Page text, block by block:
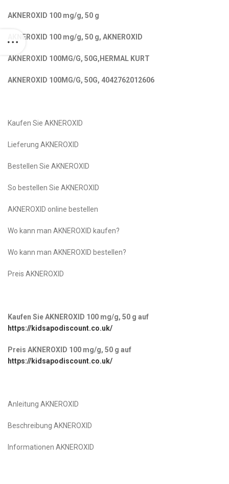
AKNEROXID 100 mg/g, 50 g
AKNEROXID 100 mg/g, 50 g, AKNEROXID
AKNEROXID 100MG/G, 50G,HERMAL KURT
AKNEROXID 100MG/G, 50G, 4042762012606
Kaufen Sie AKNEROXID
Lieferung AKNEROXID
Bestellen Sie AKNEROXID
So bestellen Sie AKNEROXID
AKNEROXID online bestellen
Wo kann man AKNEROXID kaufen?
Wo kann man AKNEROXID bestellen?
Preis AKNEROXID
Kaufen Sie AKNEROXID 100 mg/g, 50 g auf
https://kidsapodiscount.co.uk/
Preis AKNEROXID 100 mg/g, 50 g auf
https://kidsapodiscount.co.uk/
Anleitung AKNEROXID
Beschreibung AKNEROXID
Informationen AKNEROXID